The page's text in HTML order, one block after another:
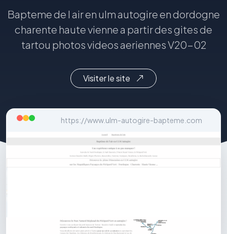
Bapteme de l air en ulm autogire en dordogne
charente haute vienne a partir des gites de
tartou photos videos aeriennes V20-02
Visiter le site
https://www.ulm-autogire-bapteme.com